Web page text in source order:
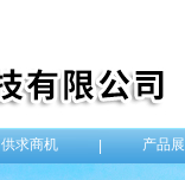
供求商机 产品